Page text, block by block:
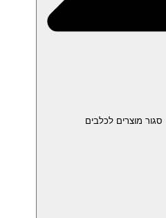
סגור מוצרים לכלבים